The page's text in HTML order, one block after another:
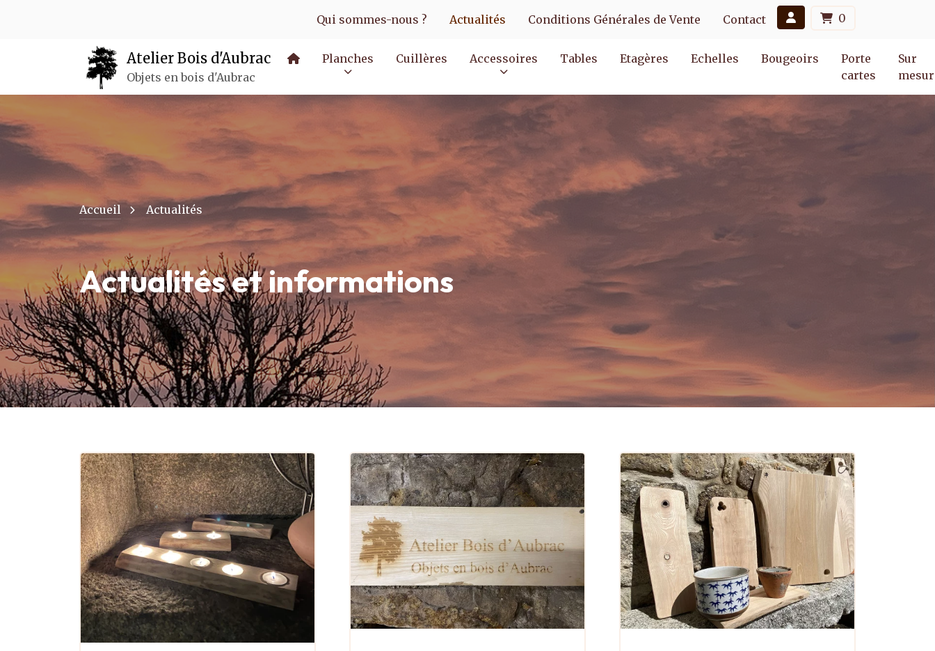
Qui sommes-nous ? Actualités Conditions Générales de Vente Contact 0
Atelier Bois d'Aubrac
Objets en bois d'Aubrac
Planches Cuillères Accessoires Tables Etagères Echelles Bougeoirs
Porte
cartes
Sur
Accueil Actualités
Actualités et informations